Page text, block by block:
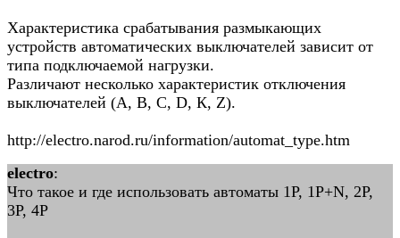
Характеристика срабатывания размыкающих
устройств автоматических выключателей зависит от
типа подключаемой нагрузки.
Различают несколько характеристик отключения
выключателей (А, В, С, D, К, Z).
http://electro.narod.ru/information/automat_type.htm
electro:
Что такое и где использовать автоматы 1P, 1P+N, 2P,
3P, 4P